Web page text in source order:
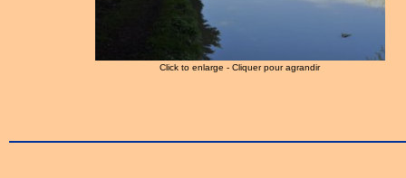
Click to enlarge - Cliquer pour agrandir